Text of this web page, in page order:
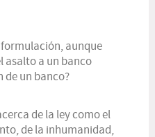
aunque
asalto a un banco
de un banco?
de la ley como el
de la inhumanidad,